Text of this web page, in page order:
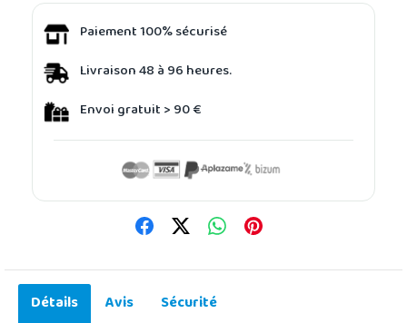
Paiement 100% sécurisé
Livraison 48 à 96 heures.
Envoi gratuit > 90 €
Détails Avis Sécurité